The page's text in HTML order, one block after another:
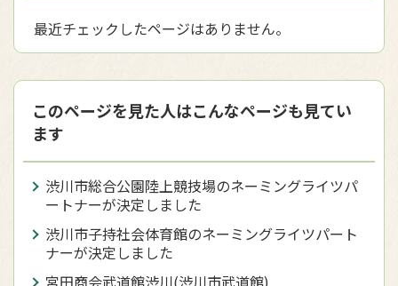
最近チェックしたページはありません。
このページを見た人はこんなページも見てい
ます
渋川市総合公園陸上競技場のネーミングライツパ
ートナーが決定しました
渋川市子持社会体育館のネーミングライツパート
ナーが決定しました
宮田商会武道館渋川(渋川市武道館)